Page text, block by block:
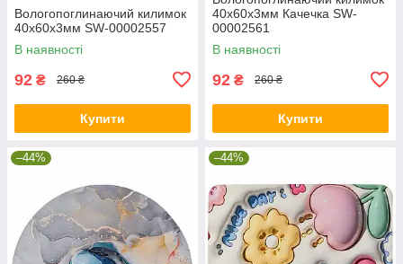
Вологопоглинаючий килимок
40х60х3мм SW-00002557
В наявності
92 ₴ 260 ₴
Купити
40х60х3мм Качечка SW-
00002561
В наявності
92 ₴ 260 ₴
Купити
–44% –44%